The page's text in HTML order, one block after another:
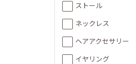
ストール
ネックレス
ヘアアクセサリー
イヤリング